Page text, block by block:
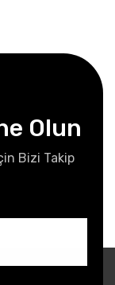
Olun
Bizi Takip